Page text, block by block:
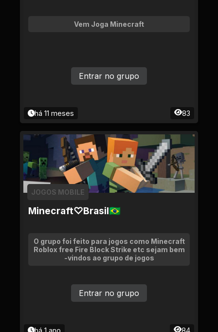
Vem Joga Minecraft
há 11 meses 83
Entrar no grupo
Minecraft♡Brasil🇧🇷
JOGOS MOBILE
O grupo foi feito para jogos como Minecraft
Roblox free Fire Block Strike etc sejam bem
-vindos ao grupo de jogos
há 1 ano 84
Entrar no grupo